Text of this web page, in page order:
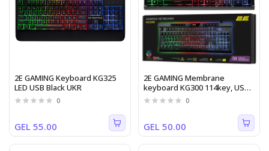
2E GAMING Keyboard KG325
LED USB Black UKR
0
GEL 55.00
2E GAMING Membrane
keyboard KG300 114key, USB-
A, EN/RU, LED, black
0
GEL 50.00